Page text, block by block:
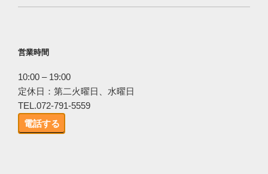
営業時間
10:00 – 19:00
定休日：第二火曜日、水曜日
TEL.072-791-5559
電話する